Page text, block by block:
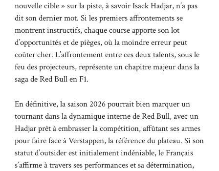
nouvelle cible » sur la piste, à savoir Isack Hadjar, n’a pas
dit son dernier mot. Si les premiers affrontements se
montrent instructifs, chaque course apporte son lot
d’opportunités et de pièges, où la moindre erreur peut
coûter cher. L’affrontement entre ces deux talents, sous le
feu des projecteurs, représente un chapitre majeur dans la
saga de Red Bull en F1.
En définitive, la saison 2026 pourrait bien marquer un
tournant dans la dynamique interne de Red Bull, avec un
Hadjar prêt à embrasser la compétition, affûtant ses armes
pour faire face à Verstappen, la référence du plateau. Si son
statut d’outsider est initialement indéniable, le Français
s’affirme à travers ses performances et sa détermination,